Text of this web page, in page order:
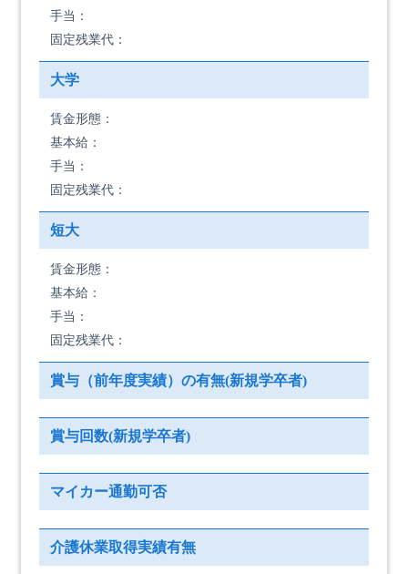
手当：
固定残業代：
大学
賃金形態：
基本給：
手当：
固定残業代：
短大
賃金形態：
基本給：
手当：
固定残業代：
賞与（前年度実績）の有無(新規学卒者)
賞与回数(新規学卒者)
マイカー通勤可否
介護休業取得実績有無